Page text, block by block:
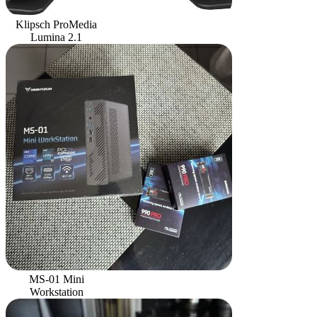
Klipsch ProMedia
Lumina 2.1
MS-01 Mini
Workstation